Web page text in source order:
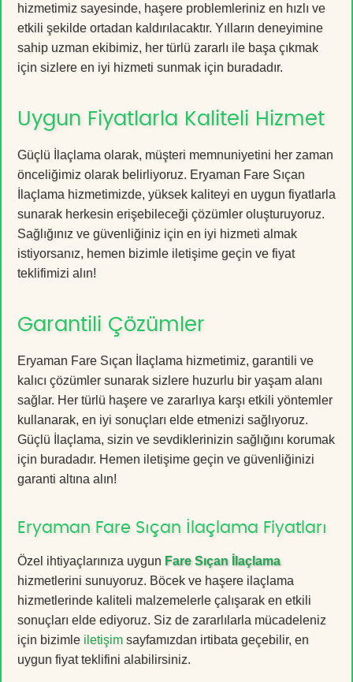
hizmetimiz sayesinde, haşere problemleriniz en hızlı ve
etkili şekilde ortadan kaldırılacaktır. Yılların deneyimine
sahip uzman ekibimiz, her türlü zararlı ile başa çıkmak
için sizlere en iyi hizmeti sunmak için buradadır.
Uygun Fiyatlarla Kaliteli Hizmet
Güçlü İlaçlama olarak, müşteri memnuniyetini her zaman
önceliğimiz olarak belirliyoruz. Eryaman Fare Sıçan
İlaçlama hizmetimizde, yüksek kaliteyi en uygun fiyatlarla
sunarak herkesin erişebileceği çözümler oluşturuyoruz.
Sağlığınız ve güvenliğiniz için en iyi hizmeti almak
istiyorsanız, hemen bizimle iletişime geçin ve fiyat
teklifimizi alın!
Garantili Çözümler
Eryaman Fare Sıçan İlaçlama hizmetimiz, garantili ve
kalıcı çözümler sunarak sizlere huzurlu bir yaşam alanı
sağlar. Her türlü haşere ve zararlıya karşı etkili yöntemler
kullanarak, en iyi sonuçları elde etmenizi sağlıyoruz.
Güçlü İlaçlama, sizin ve sevdiklerinizin sağlığını korumak
için buradadır. Hemen iletişime geçin ve güvenliğinizi
garanti altına alın!
Eryaman Fare Sıçan İlaçlama Fiyatları
Özel ihtiyaçlarınıza uygun Fare Sıçan İlaçlama
hizmetlerini sunuyoruz. Böcek ve haşere ilaçlama
hizmetlerinde kaliteli malzemelerle çalışarak en etkili
sonuçları elde ediyoruz. Siz de zararlılarla mücadeleniz
için bizimle iletişim sayfamızdan irtibata geçebilir, en
uygun fiyat teklifini alabilirsiniz.